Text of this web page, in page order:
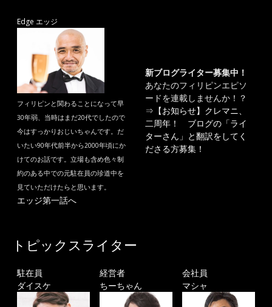
Edge エッジ
フィリピンと関わることになって早
30年弱、当時はまだ20代でしたので
今はすっかりおじいちゃんです。だ
いたい90年代前半から2000年頃にか
けてのお話です。立場も含め色々制
約のある中での元駐在員の珍道中を
見ていただけたらと思います。
エッジ第一話へ
新ブログライター募集中！
あなたのフィリピンエピソ
ードを連載しませんか！？
⇒ 【お知らせ】クレマニ、
二周年！ ブログの「ライ
ターさん」と翻訳をしてく
ださる方募集！
トピックスライター
駐在員
ダイスケ
経営者
ちーちゃん
会社員
マシャ